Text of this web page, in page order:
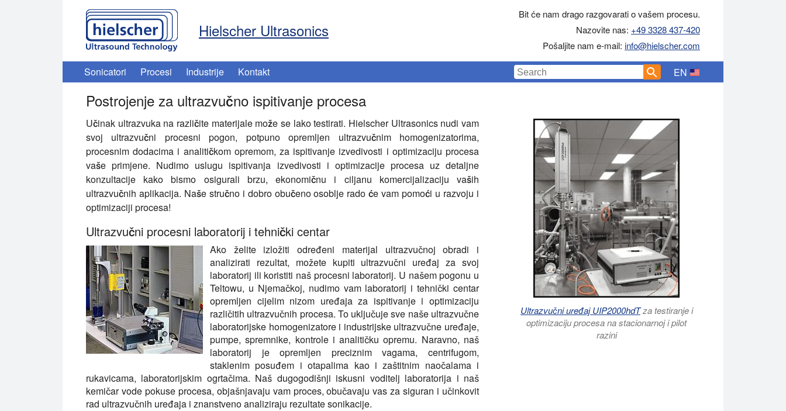
Hielscher Ultrasonics
Bit će nam drago razgovarati o vašem procesu.
Nazovite nas: +49 3328 437-420
Pošaljite nam e-mail: info@hielscher.com
Sonicatori Procesi Industrije Kontakt EN
Postrojenje za ultrazvučno ispitivanje procesa
Učinak ultrazvuka na različite materijale može se lako testirati. Hielscher Ultrasonics nudi vam
svoj ultrazvučni procesni pogon, potpuno opremljen ultrazvučnim homogenizatorima,
procesnim dodacima i analitičkom opremom, za ispitivanje izvedivosti i optimizaciju procesa
vaše primjene. Nudimo uslugu ispitivanja izvedivosti i optimizacije procesa uz detaljne
konzultacije kako bismo osigurali brzu, ekonomičnu i ciljanu komercijalizaciju vaših
ultrazvučnih aplikacija. Naše stručno i dobro obučeno osoblje rado će vam pomoći u razvoju i
optimizaciji procesa!
Ultrazvučni procesni laboratorij i tehnički centar
Ako želite izložiti određeni materijal ultrazvučnoj obradi i
analizirati rezultat, možete kupiti ultrazvučni uređaj za svoj
laboratorij ili koristiti naš procesni laboratorij. U našem pogonu u
Teltowu, u Njemačkoj, nudimo vam laboratorij i tehnički centar
opremljen cijelim nizom uređaja za ispitivanje i optimizaciju
različitih ultrazvučnih procesa. To uključuje sve naše ultrazvučne
laboratorijske homogenizatore i industrijske ultrazvučne uređaje,
pumpe, spremnike, kontrole i analitičku opremu. Naravno, naš
laboratorij je opremljen preciznim vagama, centrifugom,
staklenim posuđem i otapalima kao i zaštitnim naočalama i
rukavicama, laboratorijskim ogrtačima. Naš dugogodišnji iskusni voditelj laboratorija i naš
kemičar vode pokuse procesa, objašnjavaju vam proces, obučavaju vas za siguran i učinkovit
rad ultrazvučnih uređaja i znanstveno analiziraju rezultate sonikacije.
Ultrazvučni uređaj UIP2000hdTza testiranje i
optimizaciju procesa na stacionarnoj i pilot
razini